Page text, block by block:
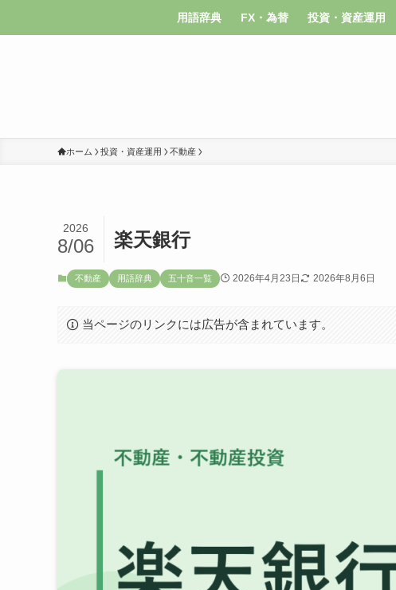
用語辞典 FX・為替 投資・資産運用
ホーム 投資・資産運用 不動産
楽天銀行
2026
8/06
不動産 用語辞典 五十音一覧 2026年4月23日 2026年8月6日
当ページのリンクには広告が含まれています。